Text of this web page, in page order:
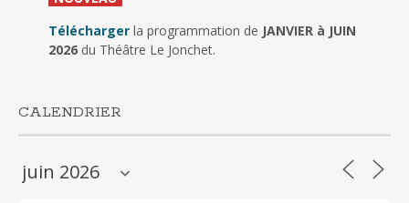
Télécharger la programmation de JANVIER à JUIN
2026du Théâtre Le Jonchet.
CALENDRIER